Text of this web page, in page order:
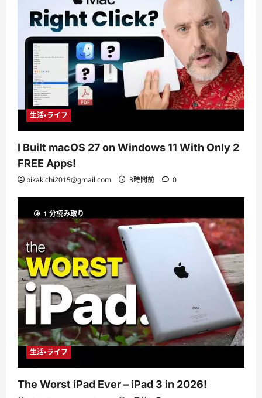
生活・ライフ
I Built macOS 27 on Windows 11 With Only 2
FREE Apps!
pikakichi2015@gmail.com 3時間前 0
1 分読み取り
生活・ライフ
The Worst iPad Ever – iPad 3 in 2026!